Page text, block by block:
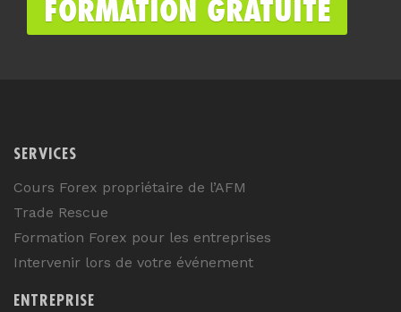
SERVICES
Cours Forex propriétaire de l’AFM
Trade Rescue
Formation Forex pour les entreprises
Intervenir lors de votre événement
ENTREPRISE